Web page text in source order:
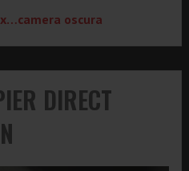
oscura
DIRECT